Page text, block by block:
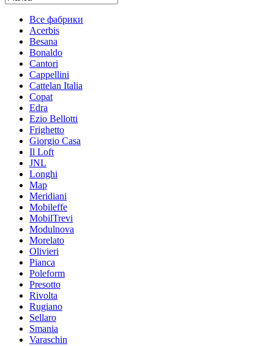
Все фабрики
Acerbis
Besana
Bonaldo
Cantori
Cappellini
Cattelan Italia
Copat
Edra
Ezio Bellotti
Frighetto
Giorgio Casa
Il Loft
JNL
Longhi
Map
Meridiani
Mobileffe
MobilTrevi
Modulnova
Morelato
Olivieri
Pianca
Poleform
Presotto
Rivolta
Rugiano
Sellaro
Smania
Varaschin